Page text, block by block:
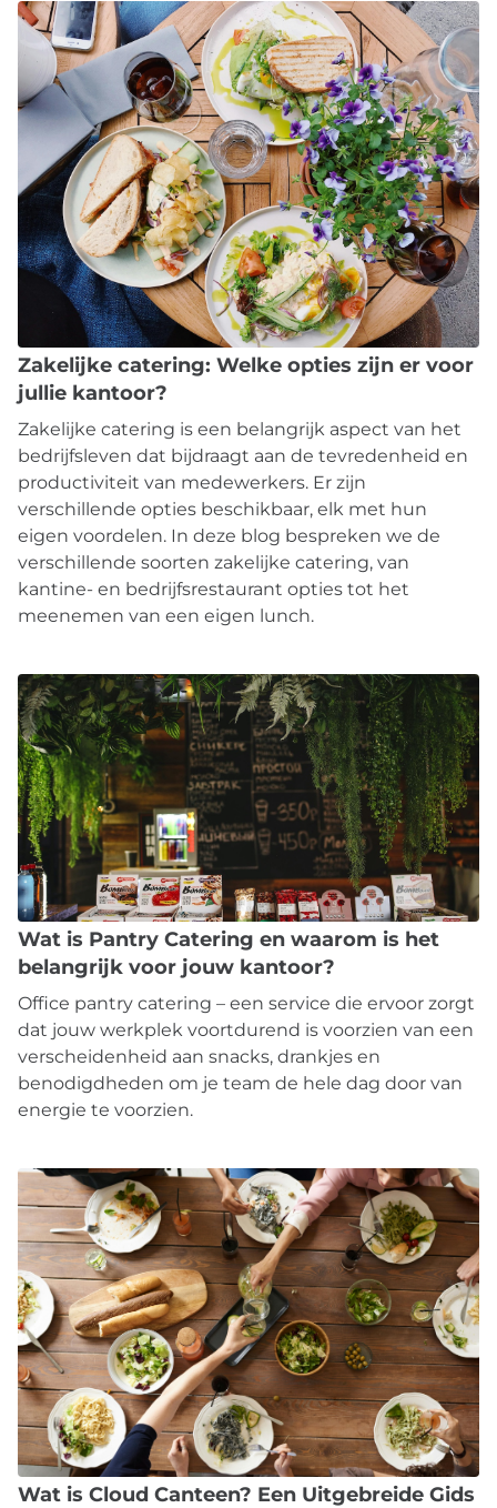
Zakelijke catering: Welke opties zijn er voor
jullie kantoor?
Zakelijke catering is een belangrijk aspect van het
bedrijfsleven dat bijdraagt aan de tevredenheid en
productiviteit van medewerkers. Er zijn
verschillende opties beschikbaar, elk met hun
eigen voordelen. In deze blog bespreken we de
verschillende soorten zakelijke catering, van
kantine- en bedrijfsrestaurant opties tot het
meenemen van een eigen lunch.
Wat is Pantry Catering en waarom is het
belangrijk voor jouw kantoor?
Office pantry catering – een service die ervoor zorgt
dat jouw werkplek voortdurend is voorzien van een
verscheidenheid aan snacks, drankjes en
benodigdheden om je team de hele dag door van
energie te voorzien.
Wat is Cloud Canteen? Een Uitgebreide Gids